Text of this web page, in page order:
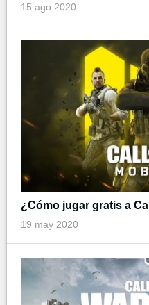
15 ago 2020
¿Cómo jugar gratis a
19 may 2020